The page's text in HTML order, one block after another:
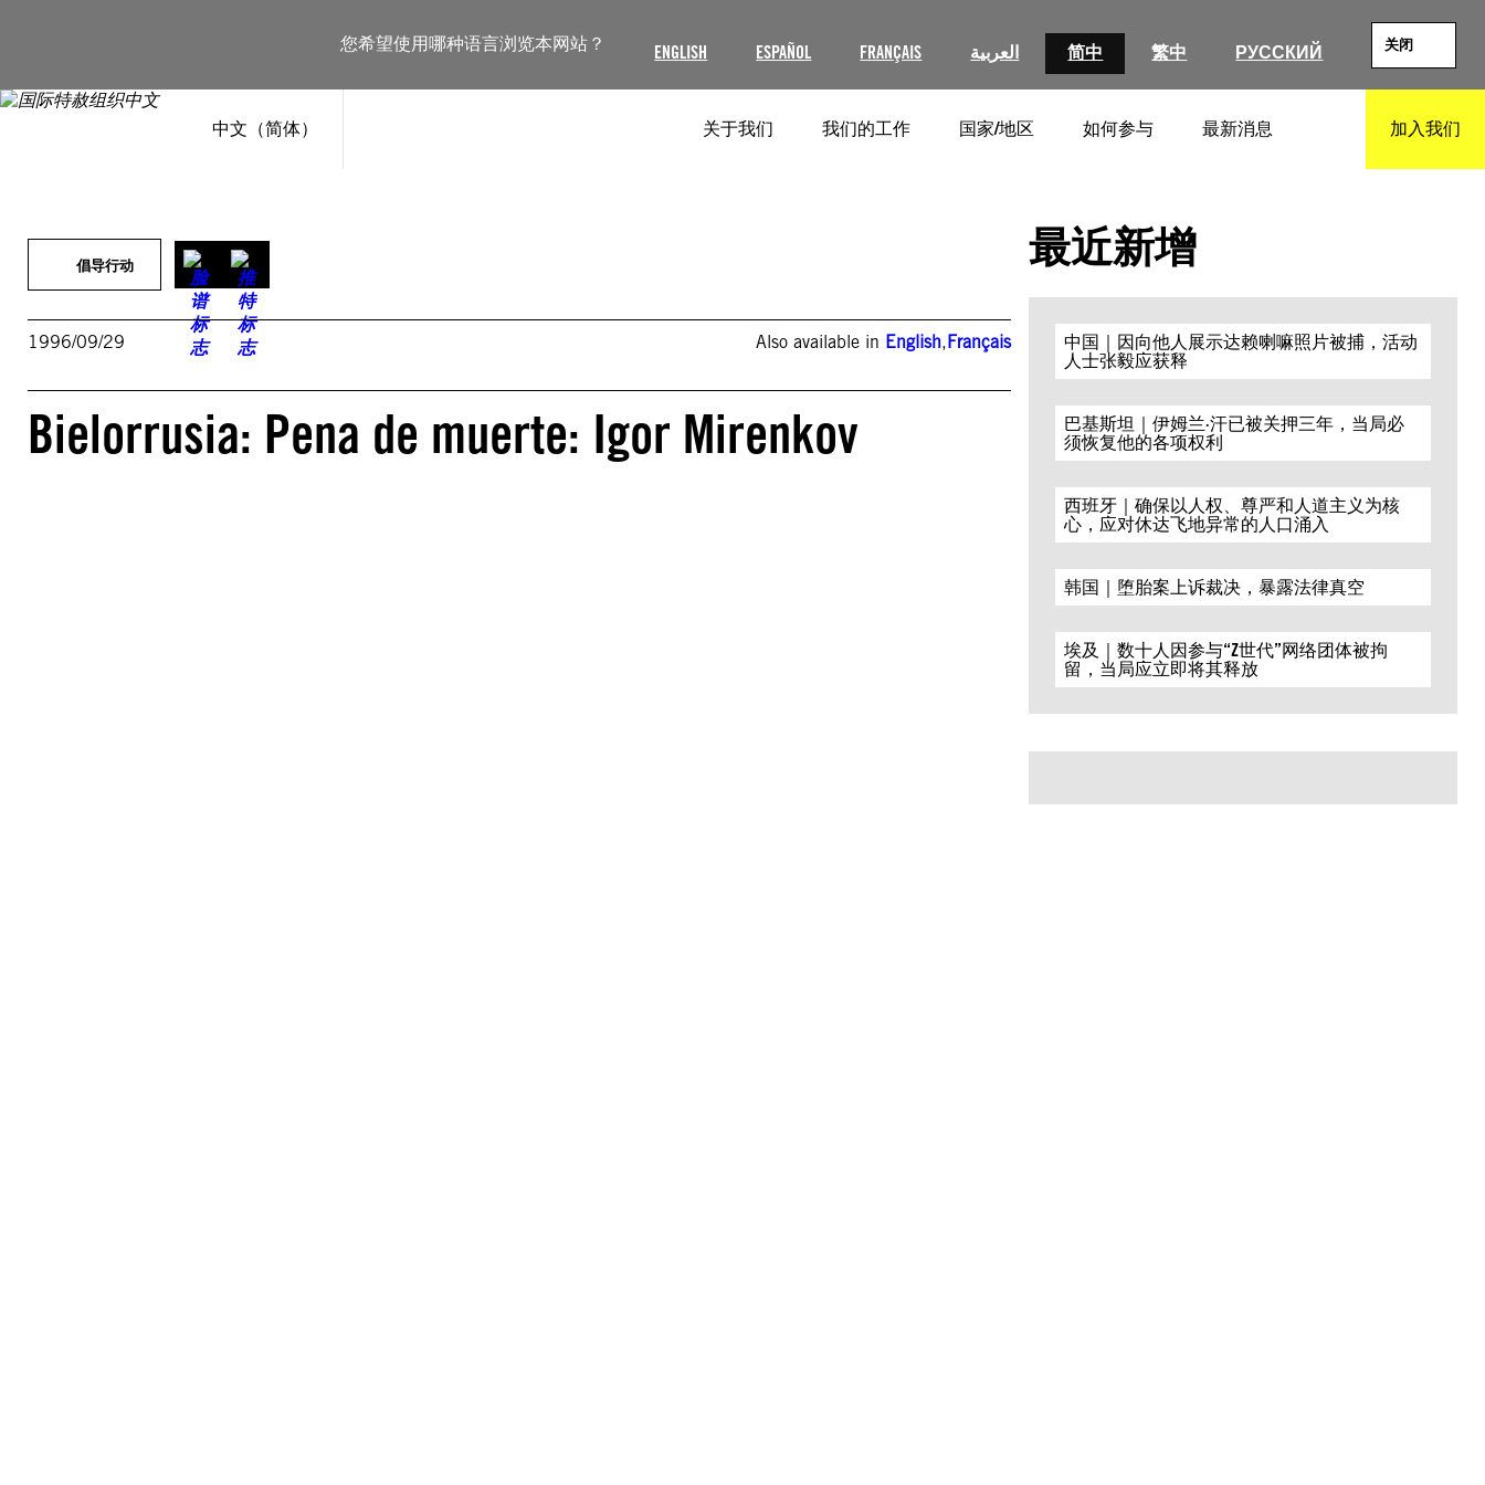
您希望使用哪种语言浏览本网站？ ENGLISH ESPAÑOL FRANÇAIS العربية 简中 繁中 РУССКИЙ 关闭
中文（简体） 关于我们 我们的工作 国家/地区 如何参与 最新消息 加入我们
倡导行动
1996/09/29 Also available in English,Français
Bielorrusia: Pena de muerte: Igor Mirenkov
最近新增
中国｜因向他人展示达赖喇嘛照片被捕，活动
人士张毅应获释
巴基斯坦｜伊姆兰·汗已被关押三年，当局必
须恢复他的各项权利
西班牙｜确保以人权、尊严和人道主义为核
心，应对休达飞地异常的人口涌入
韩国｜堕胎案上诉裁决，暴露法律真空
埃及｜数十人因参与“Z世代”网络团体被拘
留，当局应立即将其释放